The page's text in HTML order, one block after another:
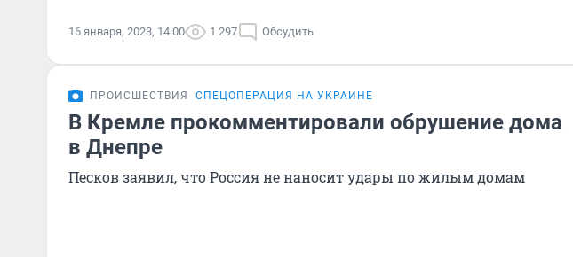
16 января, 2023, 14:00 1 297 Обсудить
ПРОИСШЕСТВИЯ СПЕЦОПЕРАЦИЯ НА УКРАИНЕ
В Кремле прокомментировали обрушение дома
в Днепре
Песков заявил, что Россия не наносит удары по жилым домам